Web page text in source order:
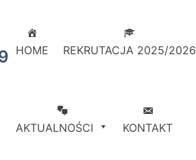
HOME REKRUTACJA 2025/2026
AKTUALNOŚCI KONTAKT